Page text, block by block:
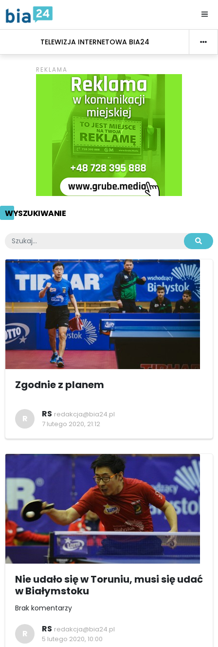
TELEWIZJA INTERNETOWA BIA24
WYSZUKIWANIE
Zgodnie z planem
R RS redakcja@bia24.pl
7 lutego 2020, 21:12
Nie udało się w Toruniu, musi się udać
w Białymstoku
Brak komentarzy
R RS redakcja@bia24.pl
5 lutego 2020, 10:00